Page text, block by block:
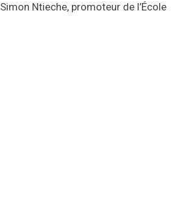
Ntieche, promoteur de l’École